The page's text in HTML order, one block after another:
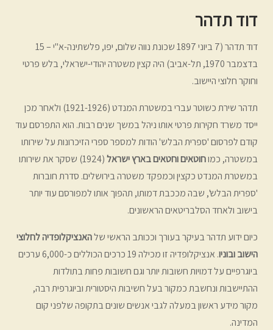
דוד תדהר
דוד תדהר (7 ביוני 1897 שכונת נווה שלום, יפו, פלשתינה-א"י – 15
בדצמבר 1970, תל-אביב) היה קצין משטרה יהודי-ישראלי, בלש פרטי
וחוקר חלוצי היישוב.
תדהר שירת כשוטר עברי במשטרת המנדט (1921-1926) ולאחר מכן
ייסד משרד חקירות פרטי אותו ניהל במשך שנים רבות. הוא התפרסם עוד
קודם לפרסום 'ספרית הבלש' הודות למספר ספרי הזיכרונות על שירותו
במשטרה, כמוחוטאים וחטאים בארץ ישראל
(1924) שסקר את שירותו
במשטרת המנדט כקצין וכמפקד משטרה בירושלים. סדרת חוברות
'ספרית הבלש', שבה מככבת דמותו, תהפוך אותו למפורסם עוד יותר
בישוב ולאחד הסלבריטאים הראשונים.
כיום ידוע תדהר בעיקר בעורך וככותב הראשי שלהאנציקלופדיה לחלוצי
הישוב ובוניו
. אנציקלופדיה זו מכילה 19 כרכים הכוללים כ-6,000 ערכים
ביוגרפיים על דמויות חשובות יותר וגם חשובות פחות בתולדות
ההתיישבות ונחשבת כמקור בעל חשיבות היסטורית וביוגרפית רבה,
מקור מידע ראשון במעלה לגבי אנשים שונים בתקופה שלפני קום
המדינה.